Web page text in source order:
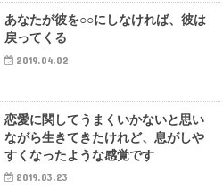
あなたが彼を○○にしなければ、彼は
戻ってくる
2019.04.02
恋愛に関してうまくいかないと思い
ながら生きてきたけれど、息がしや
すくなったような感覚です
2019.03.23